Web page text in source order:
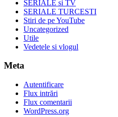
SERIALE si TV
SERIALE TURCESTI
Stiri de pe YouTube
Uncategorized
Utile
Vedetele si vlogul
Meta
Autentificare
Flux intrări
Flux comentarii
WordPress.org